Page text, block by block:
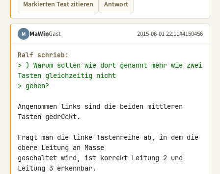
Markierten Text zitieren Antwort
M MaWinGast 2015-06-01 22:11#4150456
Ralf schrieb:
> ) Warum sollen wie dort genannt mehr wie zwei
Tasten gleichzeitig nicht
> gehen?
Angenommen links sind die beiden mittleren
Tasten gedrückt.
Fragt man die linke Tastenreihe ab, in dem die
obere Leitung an Masse
geschaltet wird, ist korrekt Leitung 2 und
Leitung 3 erkennbar.